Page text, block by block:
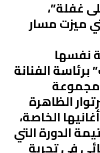
غفلة”،
ميزت مسار
نفسها
الفنانة
الظاهرة
الخاصة،
الدورة التي
في تجربة